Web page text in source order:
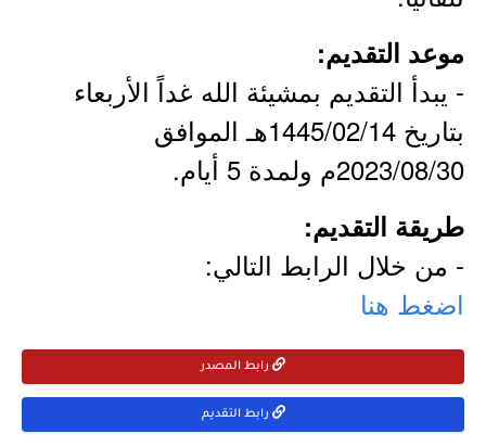
موعد التقديم:
- يبدأ التقديم بمشيئة الله غداً الأربعاء
بتاريخ 1445/02/14هـ الموافق
2023/08/30م ولمدة 5 أيام.
طريقة التقديم:
- من خلال الرابط التالي:
اضغط هنا
رابط المصدر
رابط التقديم